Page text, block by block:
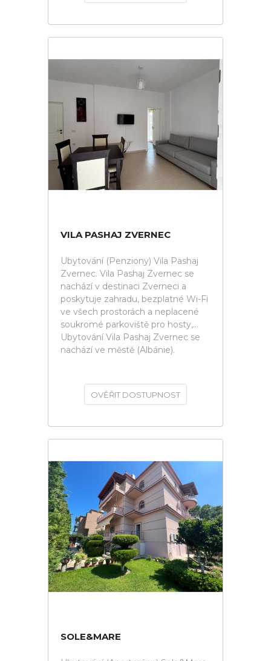
VILA PASHAJ ZVERNEC
Ubytování (Penziony) Vila Pashaj
Zvernec. Vila Pashaj Zvernec se
nachází v destinaci Zverneci a
poskytuje zahradu, bezplatné Wi-Fi
ve všech prostorách a neplacené
soukromé parkoviště pro hosty,...
Ubytování Vila Pashaj Zvernec se
nachází ve městě (Albánie).
OVĚŘIT DOSTUPNOST
SOLE&MARE